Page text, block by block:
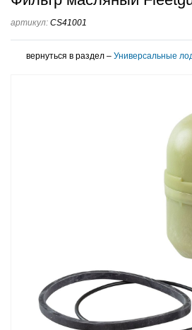
артикул: CS41001
вернуться в раздел – Универсальные